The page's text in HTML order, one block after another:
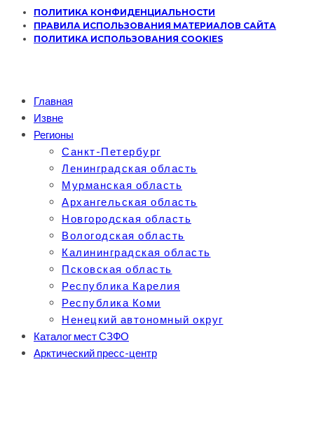
ПОЛИТИКА КОНФИДЕНЦИАЛЬНОСТИ
ПРАВИЛА ИСПОЛЬЗОВАНИЯ МАТЕРИАЛОВ САЙТА
ПОЛИТИКА ИСПОЛЬЗОВАНИЯ COOKIES
Главная
Извне
Регионы
Санкт-Петербург
Ленинградская область
Мурманская область
Архангельская область
Новгородская область
Вологодская область
Калининградская область
Псковская область
Республика Карелия
Республика Коми
Ненецкий автономный округ
Каталог мест СЗФО
Арктический пресс-центр